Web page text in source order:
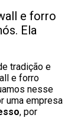
e forro
Ela
tradição e
e forro
nesse
uma empresa
, por